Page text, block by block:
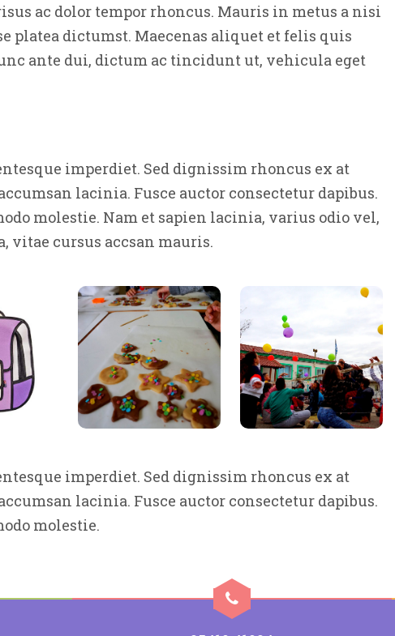
ac dolor tempor rhoncus. Mauris in metus a nisi
platea dictumst. Maecenas aliquet et felis quis
ante dui, dictum ac tincidunt ut, vehicula eget
imperdiet. Sed dignissim rhoncus ex at
lacinia. Fusce auctor consectetur dapibus.
molestie. Nam et sapien lacinia, varius odio vel,
vitae cursus accsan mauris.
imperdiet. Sed dignissim rhoncus ex at
lacinia. Fusce auctor consectetur dapibus.
molestie.